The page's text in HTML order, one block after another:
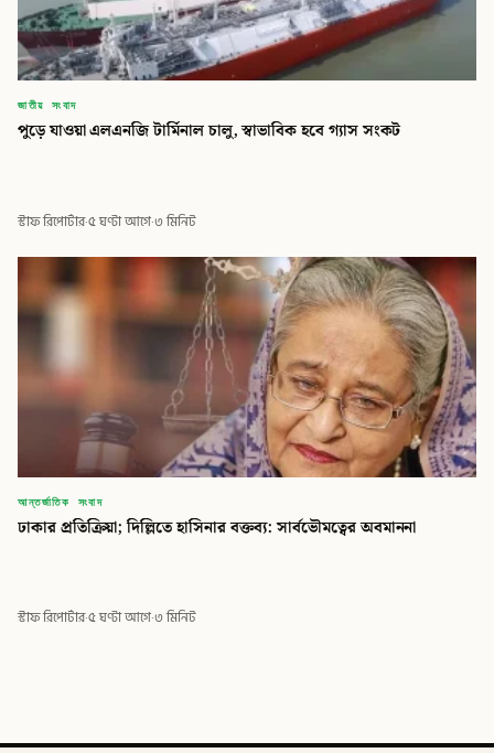
জাতীয় সংবাদ
পুড়ে যাওয়া এলএনজি টার্মিনাল চালু, স্বাভাবিক হবে গ্যাস সংকট
স্টাফ রিপোর্টার·৫ ঘণ্টা আগে·৩ মিনিট
আন্তর্জাতিক সংবাদ
ঢাকার প্রতিক্রিয়া; দিল্লিতে হাসিনার বক্তব্য: সার্বভৌমত্বের অবমাননা
স্টাফ রিপোর্টার·৫ ঘণ্টা আগে·৩ মিনিট